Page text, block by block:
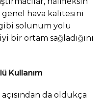
hava kalitesini
solunum yolu
bir ortam sağladığını
Kullanım
da oldukça